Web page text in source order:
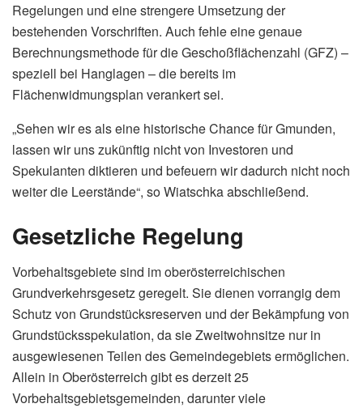
Regelungen und eine strengere Umsetzung der
bestehenden Vorschriften. Auch fehle eine genaue
Berechnungsmethode für die Geschoßflächenzahl (GFZ) –
speziell bei Hanglagen – die bereits im
Flächenwidmungsplan verankert sei.
„Sehen wir es als eine historische Chance für Gmunden,
lassen wir uns zukünftig nicht von Investoren und
Spekulanten diktieren und befeuern wir dadurch nicht noch
weiter die Leerstände“, so Wiatschka abschließend.
Gesetzliche Regelung
Vorbehaltsgebiete sind im oberösterreichischen
Grundverkehrsgesetz geregelt. Sie dienen vorrangig dem
Schutz von Grundstücksreserven und der Bekämpfung von
Grundstücksspekulation, da sie Zweitwohnsitze nur in
ausgewiesenen Teilen des Gemeindegebiets ermöglichen.
Allein in Oberösterreich gibt es derzeit 25
Vorbehaltsgebietsgemeinden, darunter viele